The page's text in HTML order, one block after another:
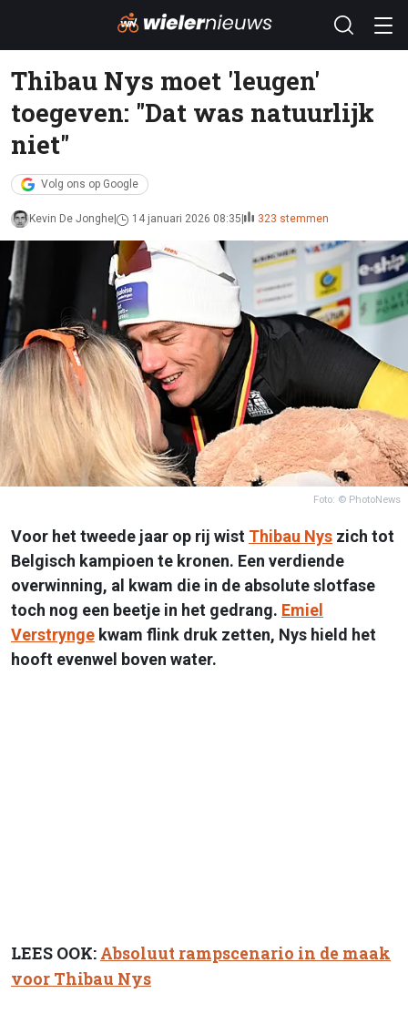
Thibau Nys moet 'leugen'
toegeven: "Dat was natuurlijk
niet"
Volg ons op Google
Kevin De Jonghe 14 januari 2026 08:35 323 stemmen
Foto: © PhotoNews
Voor het tweede jaar op rij wist Thibau Nys zich tot
Belgisch kampioen te kronen. Een verdiende
overwinning, al kwam die in de absolute slotfase
toch nog een beetje in het gedrang. Emiel
Verstrynge kwam flink druk zetten, Nys hield het
hooft evenwel boven water.
LEES OOK: Absoluut rampscenario in de maak
voor Thibau Nys